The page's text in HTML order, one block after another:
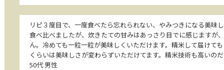
リピ３度目で、一度食べたら忘れられない、やみつきになる美味
食べ比べましたが、炊きたての甘みはあっさり目でに感じますが
ん。冷めても一粒一粒が美味しくいただけます。精米して届けて
くらいは美味しさが変わらずいただけてます。精米技術も高いの
50代 男性